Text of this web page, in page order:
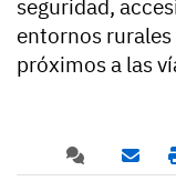
seguridad,
entornos
próximos a las